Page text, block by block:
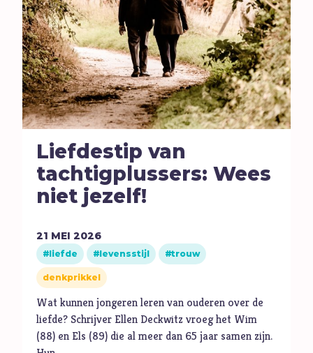
Liefdestip van
tachtigplussers: Wees
niet jezelf!
21 MEI 2026
liefde levensstijl trouw
denkprikkel
Wat kunnen jongeren leren van ouderen over de
liefde? Schrijver Ellen Deckwitz vroeg het Wim
(88) en Els (89) die al meer dan 65 jaar samen zijn.